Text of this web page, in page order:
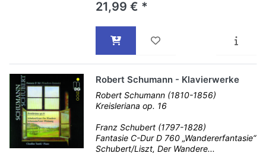
21,99 € *
Robert Schumann - Klavierwerke
Robert Schumann (1810-1856)
Kreisleriana op. 16
Franz Schubert (1797-1828)
Fantasie C-Dur D 760 „Wandererfantasie“
Schubert/Liszt, Der Wandere...